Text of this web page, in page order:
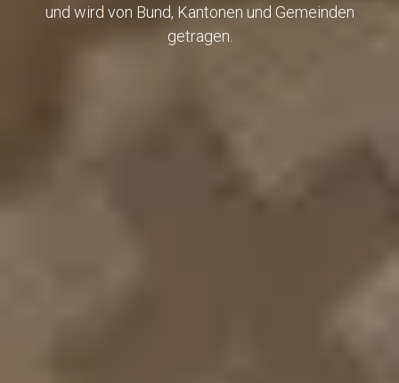
und wird von Bund, Kantonen und Gemeinden
getragen.